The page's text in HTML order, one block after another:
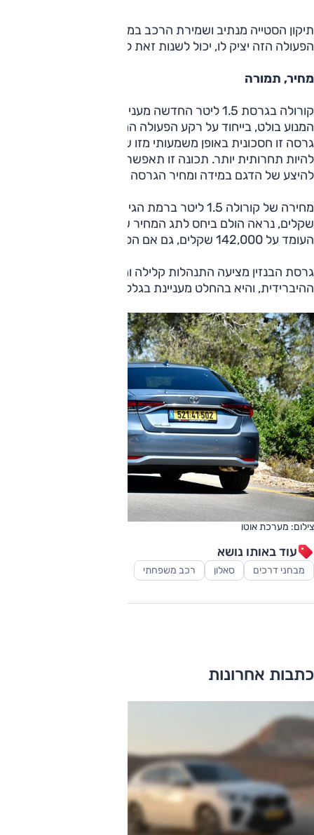
תיקון הסטייה מנתיב ושמירת הרכב במרכזו פעלתן מדי; מי שאופי
הפעולה הזה יציק לו, יכול לשנות זאת להתרעה בלבד.
מחיר, תמורה
קורולה בגרסת 1.5 ליטר החדשה מעניקה אופי נמרץ, אך רעש
המנוע בולט, בייחוד על רקע הפעולה המעודנת של מכלולי הרכב.
גרסה זו חסכונית באופן משמעותי מזו שקדמה לה, ולכן תוכל
להיות תחרותית יותר. תכונה זו תאפשר לגרסה זו להיות גיבוי
להיצע של הדגם במידה ומחיר הגרסה ההיברידית יתייקר מדי.
שקלים, נראה הולם ביחס לתג המחיר של הגרסה ההיברידית
העומד על 142,000 שקלים, גם אם הפער אינו גדול.
גרסת הבנזין מציעה התנהלות קלילה ומתקשרת יותר מאשר זו
ההיברידית, והיא בהחלט מעניינת בגלל אופי הניהוג בה.
צילום: מערכת אוטו
עוד באותו נושא
מבחני דרכים סאלון רכב משפחתי
כתבות אחרונות